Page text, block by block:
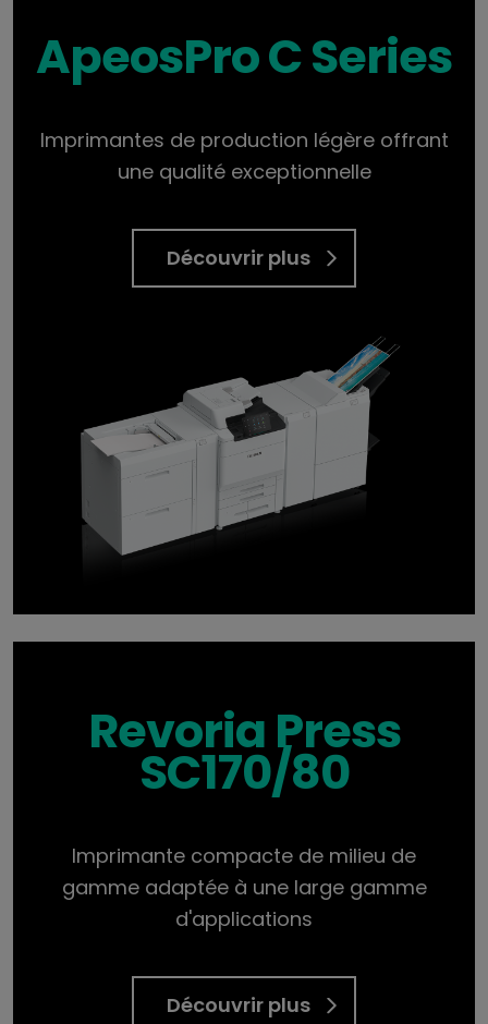
ApeosPro C Series
Imprimantes de production légère offrant
une qualité exceptionnelle
Découvrir plus
Revoria Press
SC170/80
Imprimante compacte de milieu de
gamme adaptée à une large gamme
d'applications
Découvrir plus